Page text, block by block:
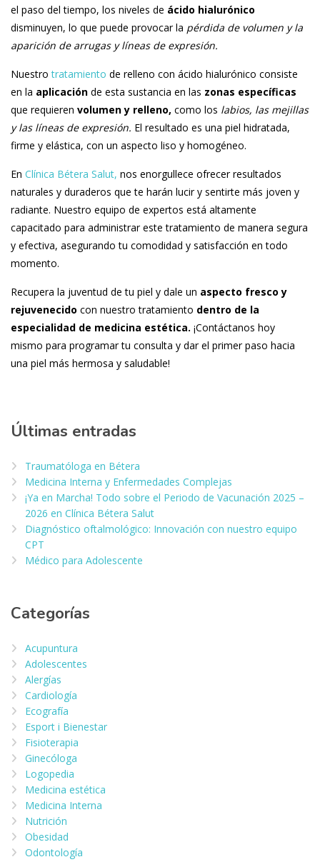
el paso del tiempo, los niveles de ácido hialurónico
disminuyen, lo que puede provocar la pérdida de volumen y la
aparición de arrugas y líneas de expresión.
Nuestrotratamiento de relleno con ácido hialurónico consiste
en la aplicación de esta sustancia en las zonas específicas
que requieren volumen y relleno, como los labios, las mejillas
y las líneas de expresión. El resultado es una piel hidratada,
firme y elástica, con un aspecto liso y homogéneo.
En Clínica Bétera Salut, nos enorgullece ofrecer resultados
naturales y duraderos que te harán lucir y sentirte más joven y
radiante. Nuestro equipo de expertos está altamente
capacitado para administrar este tratamiento de manera segura
y efectiva, asegurando tu comodidad y satisfacción en todo
momento.
Recupera la juventud de tu piel y dale un aspecto fresco y
rejuvenecido con nuestro tratamiento dentro de la
especialidad de medicina estética. ¡Contáctanos hoy
mismo para programar tu consulta y dar el primer paso hacia
una piel más hermosa y saludable!
Últimas entradas
Traumatóloga en Bétera
Medicina Interna y Enfermedades Complejas
¡Ya en Marcha! Todo sobre el Periodo de Vacunación 2025 –
2026 en Clínica Bétera Salut
Diagnóstico oftalmológico: Innovación con nuestro equipo
CPT
Médico para Adolescente
Categorías
Acupuntura
Adolescentes
Alergías
Cardiología
Ecografía
Esport i Bienestar
Fisioterapia
Ginecóloga
Logopedia
Medicina estética
Medicina Interna
Nutrición
Obesidad
Odontología